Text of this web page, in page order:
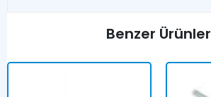
Benzer Ürünler